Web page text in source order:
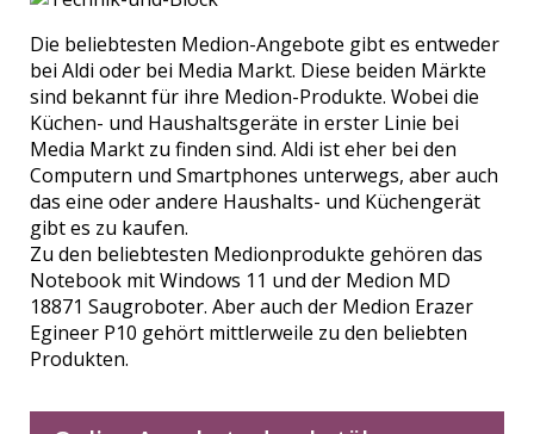
Die beliebtesten Medion-Angebote gibt es entweder
bei Aldi oder bei Media Markt. Diese beiden Märkte
sind bekannt für ihre Medion-Produkte. Wobei die
Küchen- und Haushaltsgeräte in erster Linie bei
Media Markt zu finden sind. Aldi ist eher bei den
Computern und Smartphones unterwegs, aber auch
das eine oder andere Haushalts- und Küchengerät
gibt es zu kaufen.
Zu den beliebtesten Medionprodukte gehören das
Notebook mit Windows 11 und der Medion MD
18871 Saugroboter. Aber auch der Medion Erazer
Egineer P10 gehört mittlerweile zu den beliebten
Produkten.